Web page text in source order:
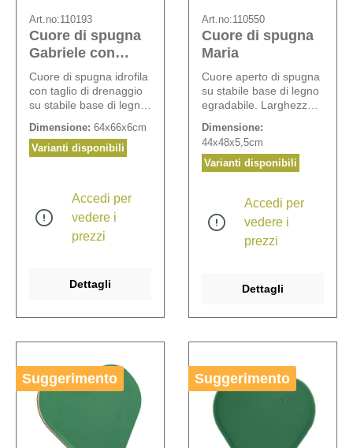
Art.no:110193
Cuore di spugna
Gabriele con
drenaggio
Cuore di spugna idrofila
con taglio di drenaggio
su stabile base di legno
Dimensione: 64x66x6cm
Varianti disponibili
Accedi per
vedere i
prezzi
Dettagli
Art.no:110550
Cuore di spugna
Maria
Cuore aperto di spugna
su stabile base di legno
egradabile. Larghezza
cm, N° 110555: 10 cm.
Dimensione:
44x48x5,5cm
Varianti disponibili
Accedi per
vedere i
prezzi
Dettagli
Suggerimento Suggerimento